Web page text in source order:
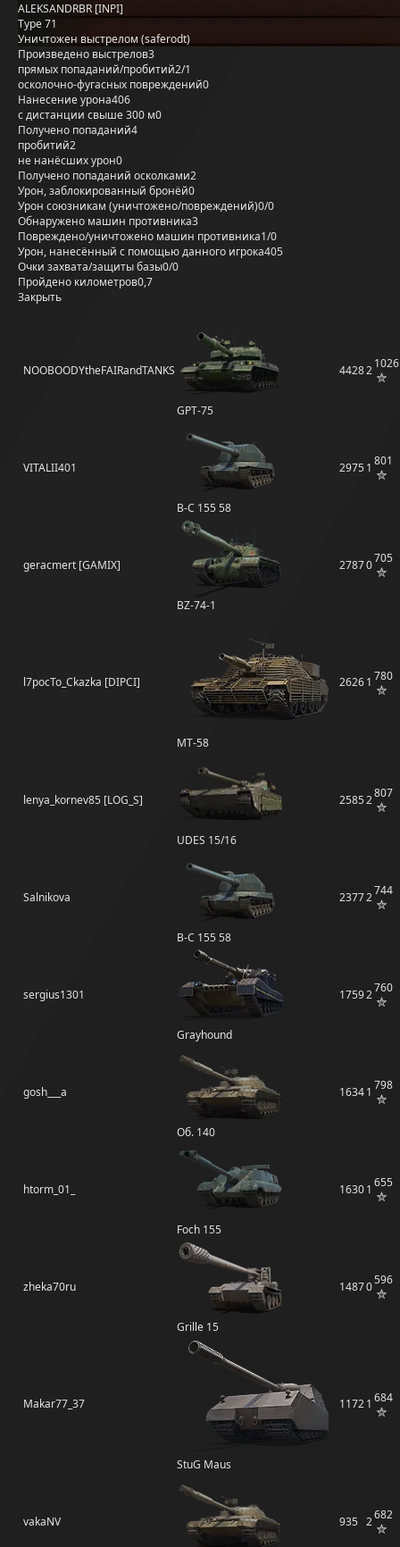
ALEKSANDRBR [INPI]
Type 71
Уничтожен выстрелом (saferodt)
Произведено выстрелов3
прямых попаданий/пробитий2/1
осколочно-фугасных повреждений0
Нанесение урона406
с дистанции свыше 300 м0
Получено попаданий4
пробитий2
не нанёсших урон0
Получено попаданий осколками2
Урон, заблокированный бронёй0
Урон союзникам (уничтожено/повреждений)0/0
Обнаружено машин противника3
Повреждено/уничтожено машин противника1/0
Урон, нанесённый с помощью данного игрока405
Очки захвата/защиты базы0/0
Пройдено километров0,7
Закрыть
NOOBOODYtheFAIRandTANKS
GPT-75
442821026
VITALII401
B-C 155 58
29751 801
geracmert [GAMIX]
BZ-74-1
27870705
l7pocTo_Ckazka [DIPCI]
MT-58
26261 780
lenya_kornev85 [LOG_S]
UDES 15/16
25852807
Salnikova
B-C 155 58
23772744
sergius1301
Grayhound
17592760
gosh___a
Об. 140
16341 798
htorm_01_
Foch 155
16301 655
zheka70ru
Grille 15
14870596
Makar77_37
StuG Maus
11721 684
vakaNV 935 2682